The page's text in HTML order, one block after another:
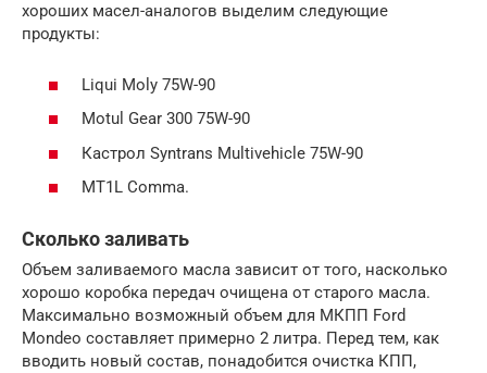
хороших масел-аналогов выделим следующие
продукты:
Liqui Moly 75W-90
Motul Gear 300 75W-90
Кастрол Syntrans Multivehicle 75W-90
MT1L Comma.
Сколько заливать
Объем заливаемого масла зависит от того, насколько
хорошо коробка передач очищена от старого масла.
Максимально возможный объем для МКПП Ford
Mondeo составляет примерно 2 литра. Перед тем, как
вводить новый состав, понадобится очистка КПП,